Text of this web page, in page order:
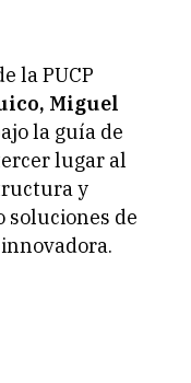
la PUCP
Miguel
la guía de
lugar al
y
soluciones de